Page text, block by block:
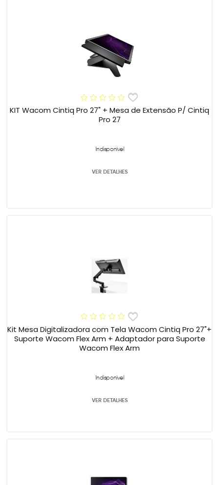
KIT Wacom Cintiq Pro 27" + Mesa de Extensão P/ Cintiq
Pro 27
Indisponível
VER DETALHES
Kit Mesa Digitalizadora com Tela Wacom Cintiq Pro 27"+
Suporte Wacom Flex Arm + Adaptador para Suporte
Wacom Flex Arm
Indisponível
VER DETALHES